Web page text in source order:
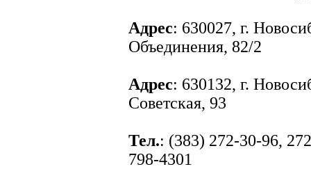
Адрес: 630027, г.
Объединения, 82/2
Адрес: 630132, г.
Советская, 93
Тел.: (383) 272-30-96,
798-4301